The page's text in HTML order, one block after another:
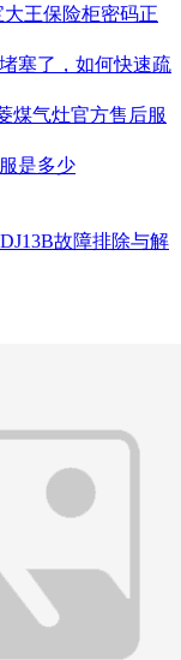
王保险柜密码正
塞了，如何快速疏
煤气灶官方售后服
是多少
故障排除与解